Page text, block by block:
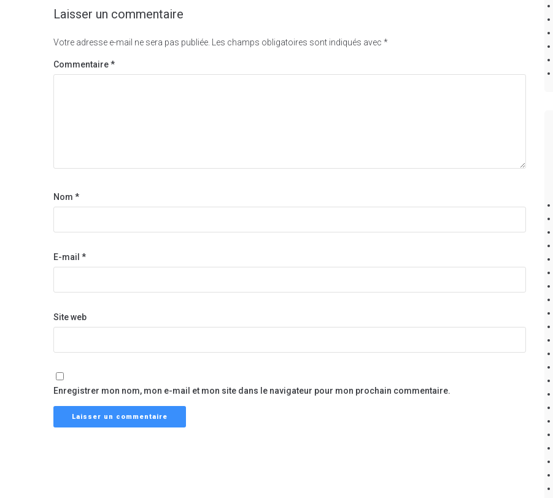
Laisser un commentaire
Votre adresse e-mail ne sera pas publiée. Les champs obligatoires sont indiqués avec *
Commentaire*
Nom *
E-mail *
Site web
Enregistrer mon nom, mon e-mail et mon site dans le navigateur pour mon prochain commentaire.